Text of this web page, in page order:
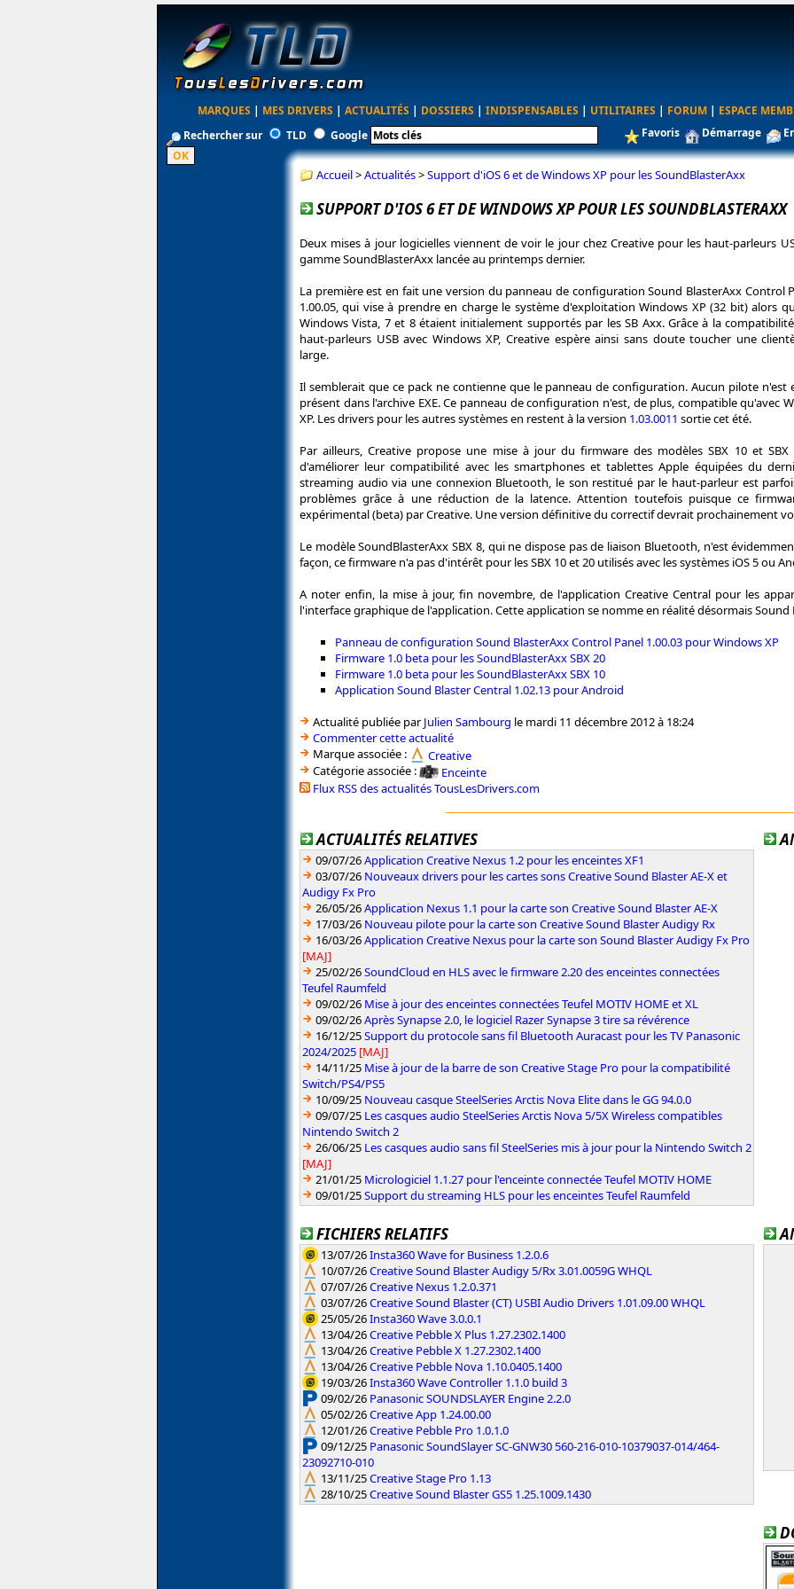
MARQUES | MES DRIVERS | ACTUALITÉS | DOSSIERS | INDISPENSABLES | UTILITAIRES | FORUM | ESPACE
Rechercher sur
TLD Google Favoris Démarrage
Accueil>Actualités>Support d'iOS 6 et de Windows XP pour les SoundBlasterAxx
SUPPORT D'IOS 6 ET DE WINDOWS XP POUR LES SOUNDBLASTERAXX
Deux mises à jour logicielles viennent de voir le jour chez Creative pour les haut-parleurs
gamme SoundBlasterAxx lancée au printemps dernier.
La première est en fait une version du panneau de configuration Sound BlasterAxx Control
1.00.05, qui vise à prendre en charge le système d'exploitation Windows XP (32 bit) alors
Windows Vista, 7 et 8 étaient initialement supportés par les SB Axx. Grâce à la
haut-parleurs USB avec Windows XP, Creative espère ainsi sans doute toucher une
large.
Il semblerait que ce pack ne contienne que le panneau de configuration. Aucun pilote n'est
présent dans l'archive EXE. Ce panneau de configuration n'est, de plus, compatible qu'avec
XP. Les drivers pour les autres systèmes en restent à la version 1.03.0011 sortie cet été.
Par ailleurs, Creative propose une mise à jour du firmware des modèles SBX 10 et SBX
d'améliorer leur compatibilité avec les smartphones et tablettes Apple équipées du
streaming audio via une connexion Bluetooth, le son restitué par le haut-parleur est
problèmes grâce à une réduction de la latence. Attention toutefois puisque ce
expérimental (beta) par Creative. Une version définitive du correctif devrait prochainement
Le modèle SoundBlasterAxx SBX 8, qui ne dispose pas de liaison Bluetooth, n'est
façon, ce firmware n'a pas d'intérêt pour les SBX 10 et 20 utilisés avec les systèmes iOS 5 ou
A noter enfin, la mise à jour, fin novembre, de l'application Creative Central pour les
l'interface graphique de l'application. Cette application se nomme en réalité désormais Sound
Panneau de configuration Sound BlasterAxx Control Panel 1.00.03 pour Windows XP
Firmware 1.0 beta pour les SoundBlasterAxx SBX 20
Firmware 1.0 beta pour les SoundBlasterAxx SBX 10
Application Sound Blaster Central 1.02.13 pour Android
Actualité publiée parJulien Sambourg le mardi 11 décembre 2012 à 18:24
Commenter cette actualité
Marque associée :
Creative
Catégorie associée :
Enceinte
Flux RSS des actualités TousLesDrivers.com
ACTUALITÉS RELATIVES
09/07/26Application Creative Nexus 1.2 pour les enceintes XF1
03/07/26 Nouveaux drivers pour les cartes sons Creative Sound Blaster AE-X et
Audigy Fx Pro
26/05/26Application Nexus 1.1 pour la carte son Creative Sound Blaster AE-X
17/03/26 Nouveau pilote pour la carte son Creative Sound Blaster Audigy Rx
16/03/26Application Creative Nexus pour la carte son Sound Blaster Audigy Fx Pro
[MAJ]
25/02/26SoundCloud en HLS avec le firmware 2.20 des enceintes connectées
Teufel Raumfeld
09/02/26 Mise à jour des enceintes connectées Teufel MOTIV HOME et XL
09/02/26Après Synapse 2.0, le logiciel Razer Synapse 3 tire sa révérence
16/12/25Support du protocole sans fil Bluetooth Auracast pour les TV Panasonic
2024/2025 [MAJ]
14/11/25 Mise à jour de la barre de son Creative Stage Pro pour la compatibilité
Switch/PS4/PS5
10/09/25 Nouveau casque SteelSeries Arctis Nova Elite dans le GG 94.0.0
09/07/25 Les casques audio SteelSeries Arctis Nova 5/5X Wireless compatibles
Nintendo Switch 2
26/06/25 Les casques audio sans fil SteelSeries mis à jour pour la Nintendo Switch 2
[MAJ]
21/01/25 Micrologiciel 1.1.27 pour l'enceinte connectée Teufel MOTIV HOME
09/01/25Support du streaming HLS pour les enceintes Teufel Raumfeld
FICHIERS RELATIFS
13/07/26Insta360 Wave for Business 1.2.0.6
10/07/26Creative Sound Blaster Audigy 5/Rx 3.01.0059G WHQL
07/07/26Creative Nexus 1.2.0.371
03/07/26Creative Sound Blaster (CT) USBI Audio Drivers 1.01.09.00 WHQL
25/05/26Insta360 Wave 3.0.0.1
13/04/26Creative Pebble X Plus 1.27.2302.1400
13/04/26Creative Pebble X 1.27.2302.1400
13/04/26Creative Pebble Nova 1.10.0405.1400
19/03/26Insta360 Wave Controller 1.1.0 build 3
09/02/26 Panasonic SOUNDSLAYER Engine 2.2.0
05/02/26Creative App 1.24.00.00
12/01/26Creative Pebble Pro 1.0.1.0
09/12/25 Panasonic SoundSlayer SC-GNW30 560-216-010-10379037-014/464-
23092710-010
13/11/25Creative Stage Pro 1.13
28/10/25Creative Sound Blaster GS5 1.25.1009.1430